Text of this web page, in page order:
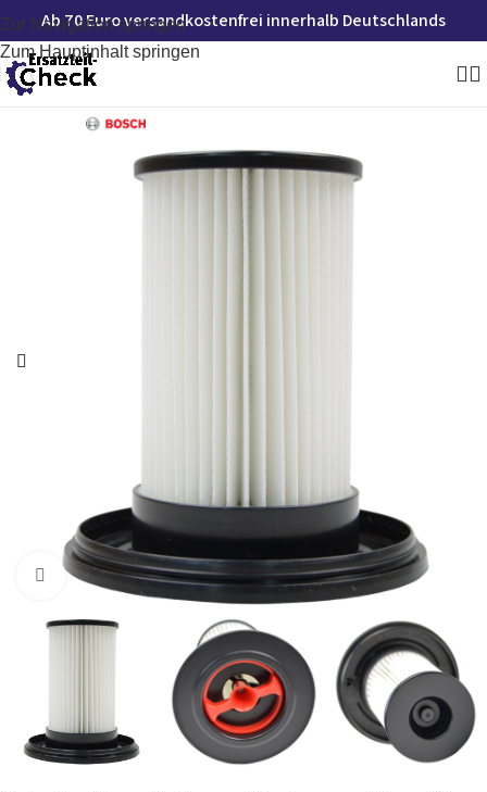
Zur Navigation springen
Zum Hauptinhalt springen
Ab 70 Euro versandkostenfrei innerhalb Deutschlands
Zum Vergrößern klicken